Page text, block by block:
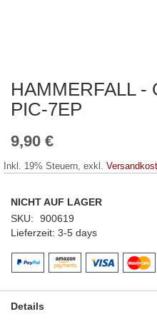
HAMMERFALL -
PIC-7EP
9,90 €
Inkl. 19% Steuern, exkl.
NICHT AUF LAGER
SKU
900619
Lieferzeit 3-5 days
Zum
der
springen
Details